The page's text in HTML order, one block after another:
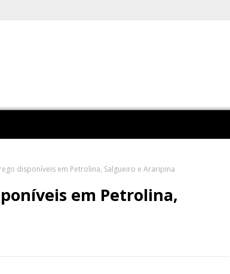
disponíveis em Petrolina, Salgueiro e Araripina
em Petrolina,